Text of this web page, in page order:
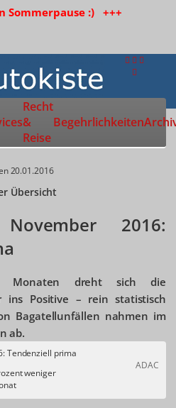
Sommerpause :) +++
Startseite
Recht
&
Reise
Begehrlichkeiten
20.01.2016
Übersicht
2016:
Monaten dreht sich die
ins Positive – rein statistisch
Bagatellunfällen nahmen im
ab.
ADAC
weniger